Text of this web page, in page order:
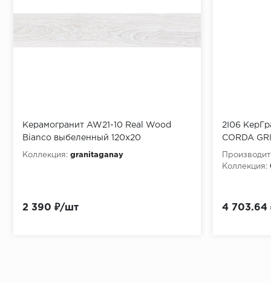
Керамогранит AW21-10 Real Wood
Bianco выбеленный 120х20
Коллекция: granitaganay
2 390 ₽/шт
2I06
CORDA
Коллекция:
4 703.64